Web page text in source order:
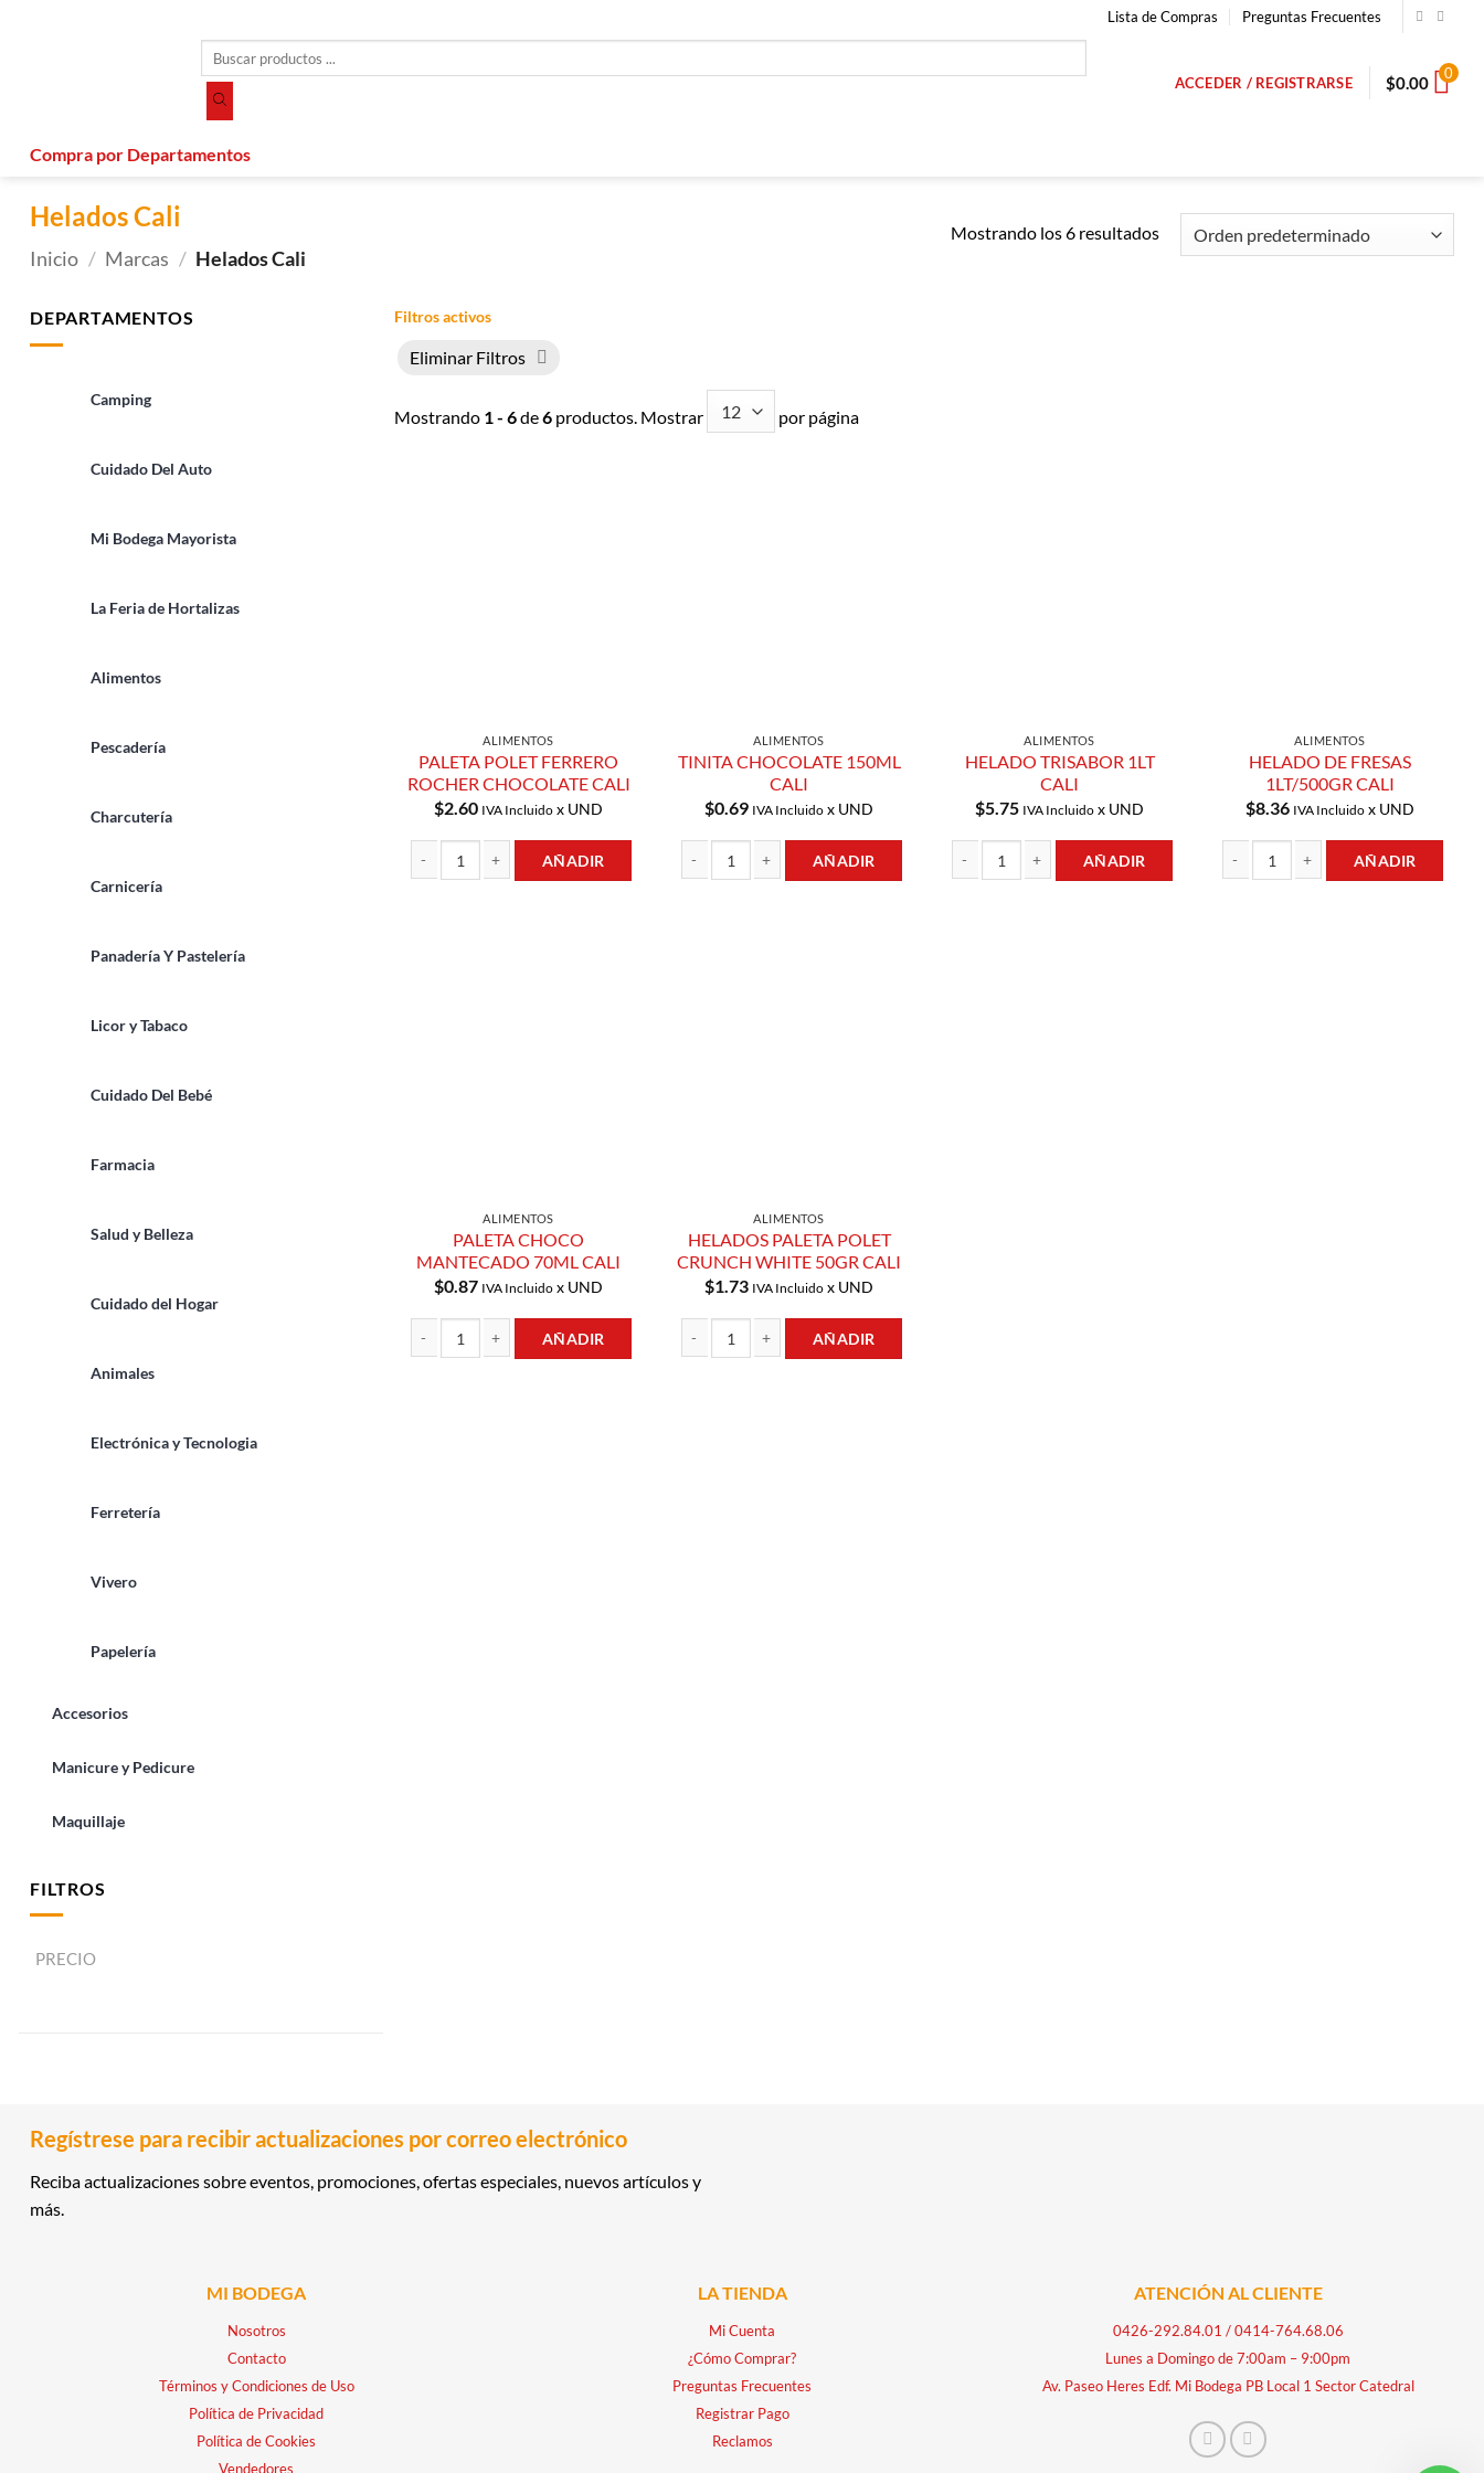
Lista de Compras Preguntas Frecuentes
productos
ACCEDER / REGISTRARSE $0.00 0
Compra por Departamentos
Helados Cali
Inicio / Marcas / Helados Cali
Mostrando los 6 resultados
DEPARTAMENTOS
Camping
Cuidado Del Auto
Mi Bodega Mayorista
La Feria de Hortalizas
Alimentos
Pescadería
Charcutería
Carnicería
Panadería Y Pastelería
Licor y Tabaco
Cuidado Del Bebé
Farmacia
Salud y Belleza
Cuidado del Hogar
Animales
Electrónica y Tecnologia
Ferretería
Vivero
Papelería
Accesorios
Manicure y Pedicure
Maquillaje
FILTROS
PRECIO
Filtros activos
Eliminar Filtros
Mostrando 1 - 6de6 productos. Mostrar por página
ALIMENTOS
PALETA POLET FERRERO
ROCHER CHOCOLATE CALI
$2.60 IVA Incluido x UND
AÑADIR
ALIMENTOS
TINITA CHOCOLATE 150ML
CALI
$0.69 IVA Incluido x UND
AÑADIR
ALIMENTOS
HELADO TRISABOR 1LT
CALI
$5.75 IVA Incluido x UND
AÑADIR
ALIMENTOS
HELADO DE FRESAS
1LT/500GR CALI
$8.36 IVA Incluido x UND
AÑADIR
ALIMENTOS
PALETA CHOCO
MANTECADO 70ML CALI
$0.87 IVA Incluido x UND
AÑADIR
ALIMENTOS
HELADOS PALETA POLET
CRUNCH WHITE 50GR CALI
$1.73 IVA Incluido x UND
AÑADIR
Regístrese para recibir actualizaciones por correo electrónico
Reciba actualizaciones sobre eventos, promociones, ofertas especiales, nuevos artículos y
más.
MI BODEGA
Nosotros
Contacto
Términos y Condiciones de Uso
Política de Privacidad
Política de Cookies
Vendedores
LA TIENDA
Mi Cuenta
¿Cómo Comprar?
Preguntas Frecuentes
Registrar Pago
Reclamos
ATENCIÓN AL CLIENTE
0426-292.84.01 /0414-764.68.06
Lunes a Domingo de 7:00am – 9:00pm
Av. Paseo Heres Edf. Mi Bodega PB Local 1 Sector Catedral